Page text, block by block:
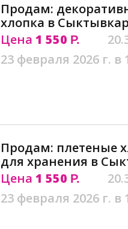
Продам:
хлопка в
Цена 1 550 Р.
23 февраля 2026 г. в
Продам: плетеные
для хранения в
Цена 1 550 Р.
23 февраля 2026 г. в